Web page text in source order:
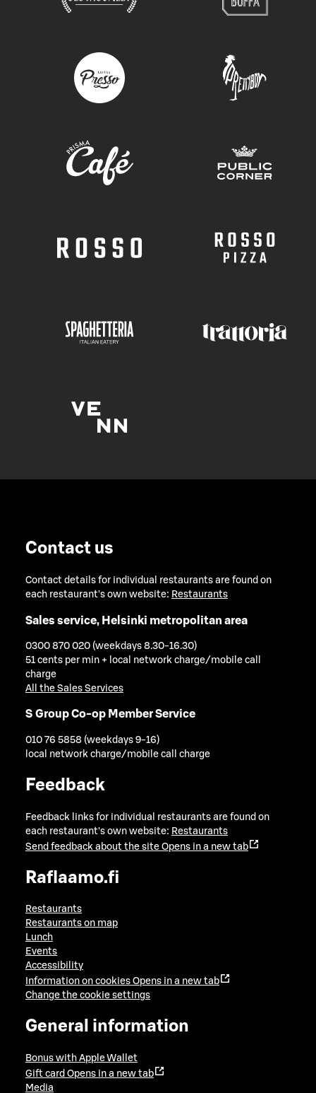
Contact us
Contact details for individual restaurants are found on
each restaurant's own website: Restaurants
Sales service, Helsinki metropolitan area
0300 870 020 (weekdays 8.30-16.30)
51 cents per min + local network charge/mobile call
charge
All the Sales Services
S Group Co-op Member Service
010 76 5858 (weekdays 9-16)
local network charge/mobile call charge
Feedback
Feedback links for individual restaurants are found on
each restaurant's own website: Restaurants
Send feedback about the site Opens in a new tab
Raflaamo.fi
Restaurants
Restaurants on map
Lunch
Events
Accessibility
Information on cookies Opens in a new tab
Change the cookie settings
General information
Bonus with Apple Wallet
Gift card Opens in a new tab
Media